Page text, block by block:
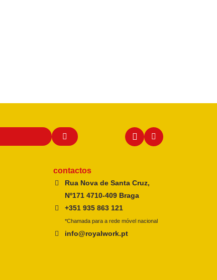
contactos
Rua Nova de Santa Cruz,
Nº171 4710-409 Braga
+351 935 863 121
*Chamada para a rede móvel nacional
info@royalwork.pt